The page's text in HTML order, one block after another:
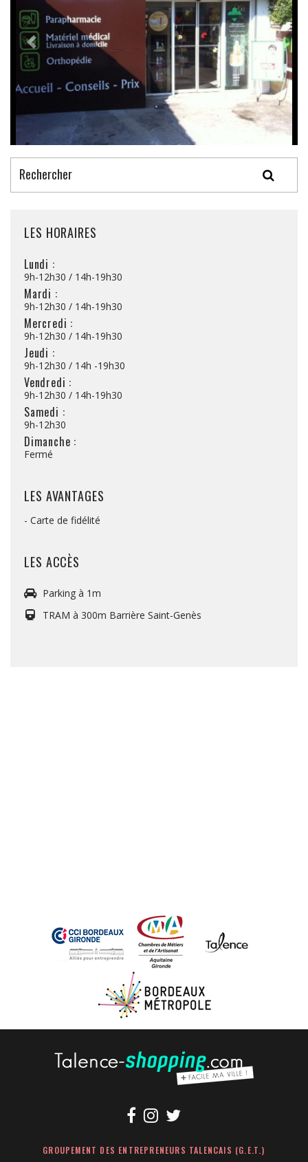
LES HORAIRES
Lundi :
9h-12h30 / 14h-19h30
Mardi :
9h-12h30 / 14h-19h30
Mercredi :
9h-12h30 / 14h-19h30
Jeudi :
9h-12h30 / 14h -19h30
Vendredi :
9h-12h30 / 14h-19h30
Samedi :
9h-12h30
Dimanche :
Fermé
LES AVANTAGES
- Carte de fidélité
LES ACCÈS
Parking à 1m
TRAM à 300m Barrière Saint-Genès
GROUPEMENT DES ENTREPRENEURS TALENCAIS (G.E.T.)